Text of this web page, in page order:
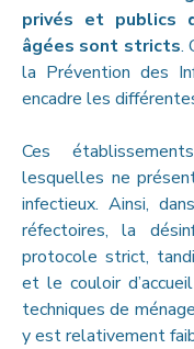
privés et publics
âgées sont stricts.
la Prévention des
encadre les
Ces
lesquelles ne
infectieux. Ainsi,
réfectoires, la
protocole strict,
et le couloir
techniques de
y est relativement